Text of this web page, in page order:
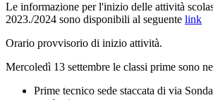
Le informazione per l'inizio delle attività
2023./2024 sono disponibili al seguente link
Orario provvisorio di inizio attività.
Mercoledì 13 settembre le classi prime sono
Prime tecnico sede staccata di via